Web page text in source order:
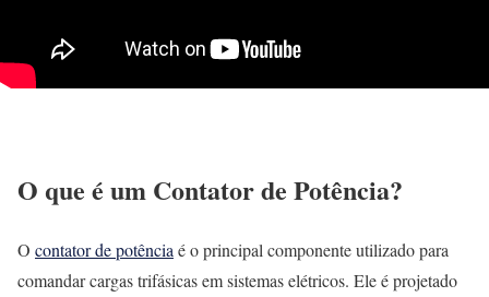
O que é um Contator de Potência?
O contator de potência é o principal componente utilizado para
comandar cargas trifásicas em sistemas elétricos. Ele é projetado